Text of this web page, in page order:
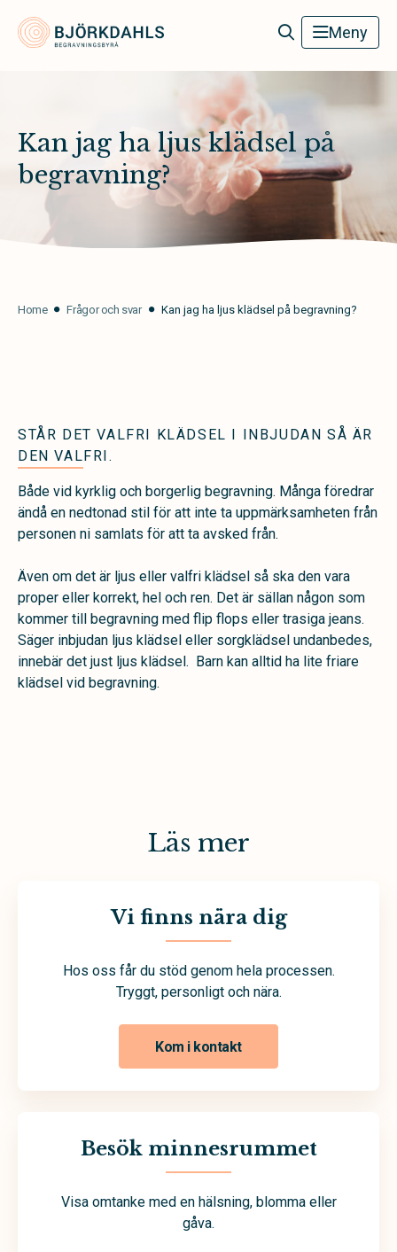
Björkdahls Begravningsbyrå Meny
Kan jag ha ljus klädsel på
begravning?
Home Frågor och svar Kan jag ha ljus klädsel på begravning?
STÅR DET VALFRI KLÄDSEL I INBJUDAN SÅ ÄR
DEN VALFRI.
Både vid kyrklig och borgerlig begravning. Många föredrar
ändå en nedtonad stil för att inte ta uppmärksamheten från
personen ni samlats för att ta avsked från.
Även om det är ljus eller valfri klädsel så ska den vara
proper eller korrekt, hel och ren. Det är sällan någon som
kommer till begravning med flip flops eller trasiga jeans.
Säger inbjudan ljus klädsel eller sorgklädsel undanbedes,
innebär det just ljus klädsel. Barn kan alltid ha lite friare
klädsel vid begravning.
Läs mer
Vi finns nära dig
Hos oss får du stöd genom hela processen.
Tryggt, personligt och nära.
Kom i kontakt
Besök minnesrummet
Visa omtanke med en hälsning, blomma eller
gåva.